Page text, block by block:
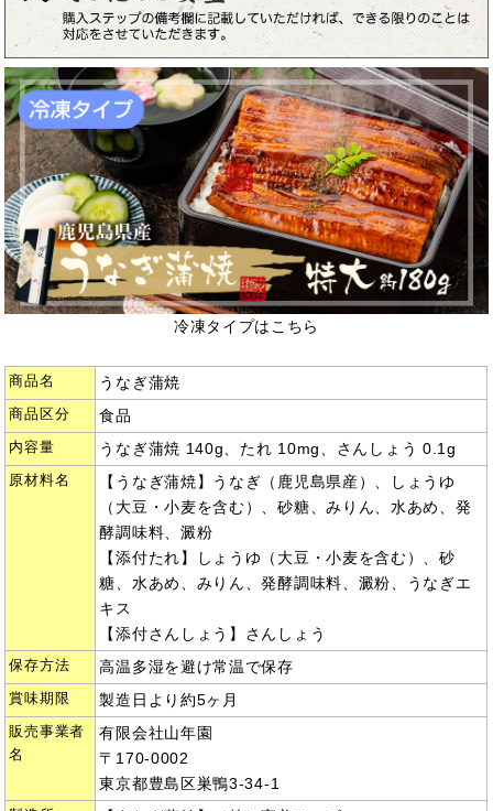
冷凍タイプはこちら
商品名 うなぎ蒲焼
商品区分 食品
内容量 うなぎ蒲焼 140g、たれ 10mg、さんしょう 0.1g
原材料名
【うなぎ蒲焼】うなぎ（鹿児島県産）、しょうゆ
（大豆・小麦を含む）、砂糖、みりん、水あめ、発
酵調味料、澱粉
【添付たれ】しょうゆ（大豆・小麦を含む）、砂
糖、水あめ、みりん、発酵調味料、澱粉、うなぎエ
キス
【添付さんしょう】さんしょう
保存方法 高温多湿を避け常温で保存
賞味期限 製造日より約5ヶ月
販売事業者
名
有限会社山年園
〒170-0002
東京都豊島区巣鴨3-34-1